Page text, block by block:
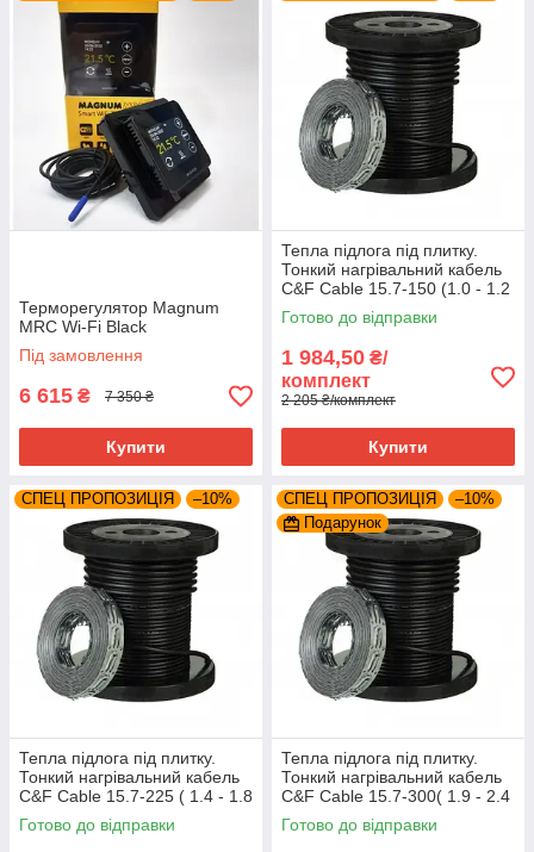
на нашому веб-сайті або за телефоном 067 737 55 32
Терморегулятор Magnum
MRC Wi-Fi Black
Під замовлення
6 615 ₴ 7 350 ₴
Купити
Тепла підлога під плитку.
Тонкий нагрівальний кабель
C&F Cable 15.7-150 (1.0 - 1.2
м²)
Готово до відправки
1 984,50 ₴/
комплект
2 205 ₴/комплект
Купити
СПЕЦ ПРОПОЗИЦІЯ –10%
Тепла підлога під плитку.
Тонкий нагрівальний кабель
C&F Cable 15.7-225 ( 1.4 - 1.8
м² )
Готово до відправки
СПЕЦ ПРОПОЗИЦІЯ
–10%
Подарунок
Тепла підлога під плитку.
Тонкий нагрівальний кабель
C&F Cable 15.7-300( 1.9 - 2.4
м²)
Готово до відправки